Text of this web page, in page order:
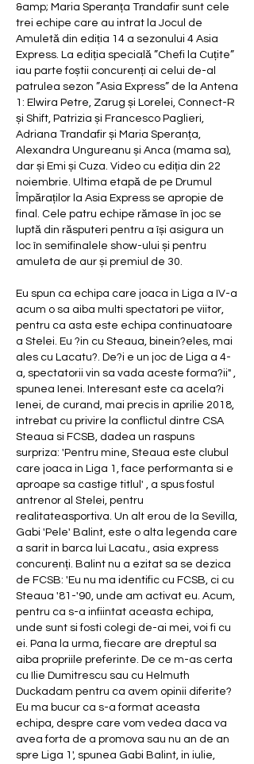
&amp; Maria Speranța Trandafir sunt cele
trei echipe care au intrat la Jocul de
Amuletă din ediția 14 a sezonului 4 Asia
Express. La ediția specială ”Chefi la Cuțite”
iau parte foștii concurenți ai celui de-al
patrulea sezon ”Asia Express” de la Antena
1: Elwira Petre, Zarug și Lorelei, Connect-R
și Shift, Patrizia și Francesco Paglieri,
Adriana Trandafir și Maria Speranța,
Alexandra Ungureanu și Anca (mama sa),
dar și Emi și Cuza. Video cu ediția din 22
noiembrie. Ultima etapă de pe Drumul
Împăraților la Asia Express se apropie de
final. Cele patru echipe rămase în joc se
luptă din răsputeri pentru a își asigura un
loc în semifinalele show-ului și pentru
amuleta de aur și premiul de 30.
Eu spun ca echipa care joaca in Liga a IV-a
acum o sa aiba multi spectatori pe viitor,
pentru ca asta este echipa continuatoare
a Stelei. Eu ?in cu Steaua, binein?eles, mai
ales cu Lacatu?. De?i e un joc de Liga a 4-
a, spectatorii vin sa vada aceste forma?ii" ,
spunea Ienei. Interesant este ca acela?i
Ienei, de curand, mai precis in aprilie 2018,
intrebat cu privire la conflictul dintre CSA
Steaua si FCSB, dadea un raspuns
surpriza: 'Pentru mine, Steaua este clubul
care joaca in Liga 1, face performanta si e
aproape sa castige titlul' , a spus fostul
antrenor al Stelei, pentru
realitateasportiva. Un alt erou de la Sevilla,
Gabi 'Pele' Balint, este o alta legenda care
a sarit in barca lui Lacatu., asia express
concurenți. Balint nu a ezitat sa se dezica
de FCSB: 'Eu nu ma identific cu FCSB, ci cu
Steaua '81-'90, unde am activat eu. Acum,
pentru ca s-a infiintat aceasta echipa,
unde sunt si fosti colegi de-ai mei, voi fi cu
ei. Pana la urma, fiecare are dreptul sa
aiba propriile preferinte. De ce m-as certa
cu Ilie Dumitrescu sau cu Helmuth
Duckadam pentru ca avem opinii diferite?
Eu ma bucur ca s-a format aceasta
echipa, despre care vom vedea daca va
avea forta de a promova sau nu an de an
spre Liga 1', spunea Gabi Balint, in iulie,